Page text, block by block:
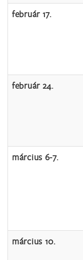
február 17.
február 24.
március 6-7.
március 10.